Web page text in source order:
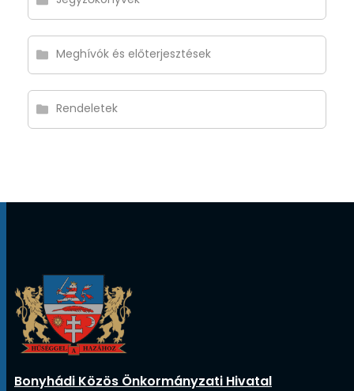
Meghívók és előterjesztések
Rendeletek
Bonyhádi Közös Önkormányzati Hivatal